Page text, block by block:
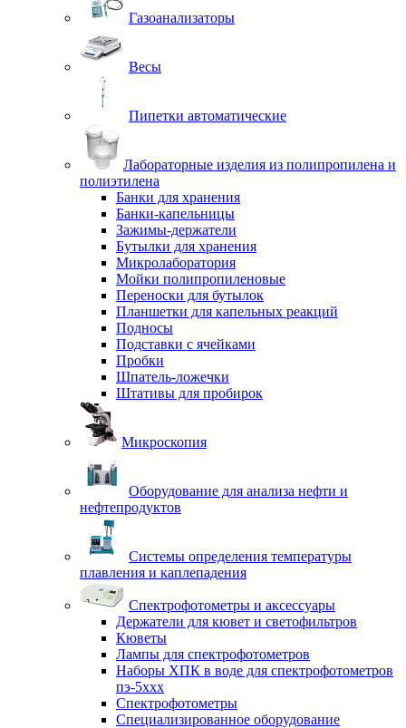
Газоанализаторы
Весы
Пипетки автоматические
Лабораторные изделия из полипропилена и
полиэтилена
Банки для хранения
Банки-капельницы
Зажимы-держатели
Бутылки для хранения
Микролаборатория
Мойки полипропиленовые
Переноски для бутылок
Планшетки для капельных реакций
Подносы
Подставки с ячейками
Пробки
Шпатель-ложечки
Штативы для пробирок
Микроскопия
Оборудование для анализа нефти и
нефтепродуктов
Системы определения температуры
плавления и каплепадения
Спектрофотометры и аксессуары
Держатели для кювет и светофильтров
Кюветы
Лампы для спектрофотометров
Наборы ХПК в воде для спектрофотометров
пэ-5ххх
Спектрофотометры
Специализированное оборудование